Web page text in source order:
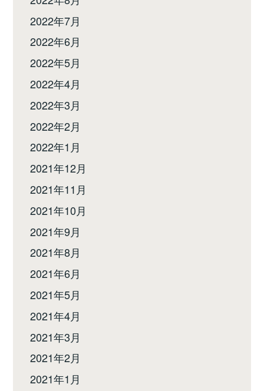
2022年7月
2022年6月
2022年5月
2022年4月
2022年3月
2022年2月
2022年1月
2021年12月
2021年11月
2021年10月
2021年9月
2021年8月
2021年6月
2021年5月
2021年4月
2021年3月
2021年2月
2021年1月